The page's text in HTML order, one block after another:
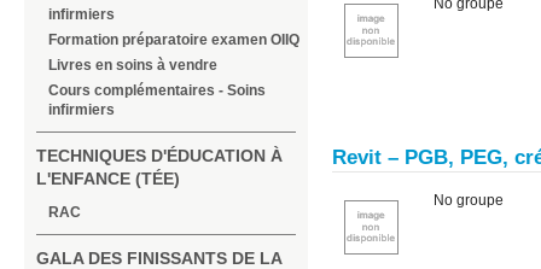
infirmiers
Formation préparatoire examen OIIQ
Livres en soins à vendre
Cours complémentaires - Soins
infirmiers
TECHNIQUES D'ÉDUCATION À
L'ENFANCE (TÉE)
RAC
GALA DES FINISSANTS DE LA
No groupe
Revit – PGB, PEG,
No groupe